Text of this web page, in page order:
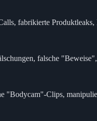
fabrikierte
falsche
"Bodycam"-Clips,